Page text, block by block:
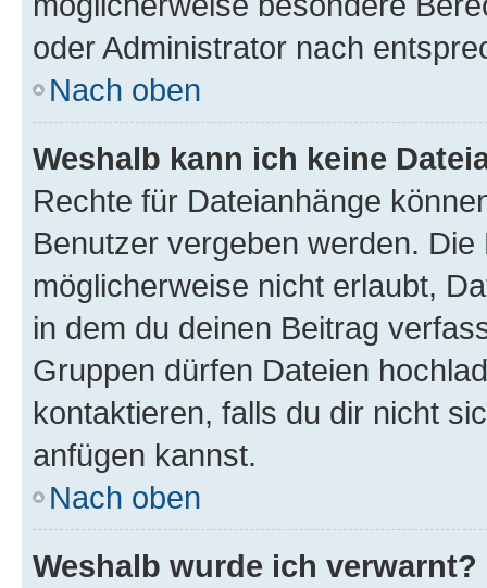
oder Administrator nach
Nach oben
Weshalb kann ich keine
Rechte für Dateianhänge
Benutzer vergeben werden.
möglicherweise nicht erlaubt,
in dem du deinen Beitrag
Gruppen dürfen Dateien
kontaktieren, falls du dir nicht
anfügen kannst.
Nach oben
Weshalb wurde ich verwarnt?